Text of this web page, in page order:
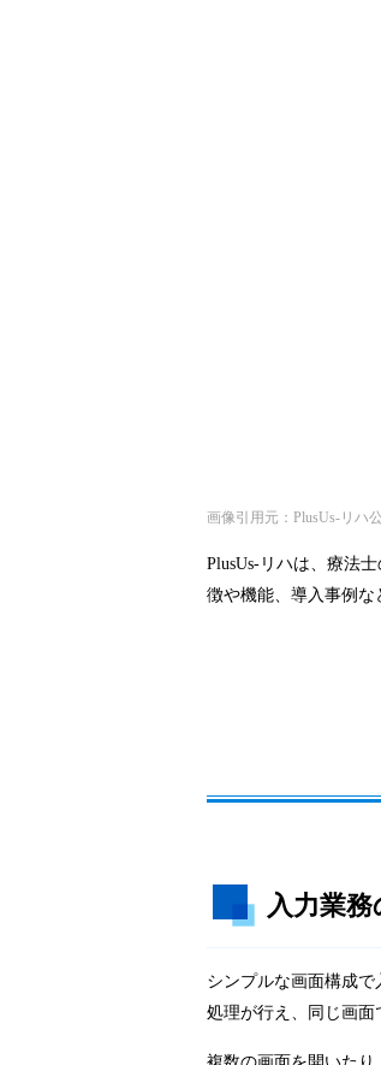
画像引用元：PlusUs-リハ
PlusUs-リハは、療法
徴や機能、導入事例な
入力業
シンプルな画面構成
処理が行え、同じ画面